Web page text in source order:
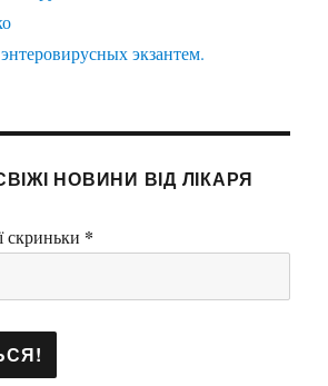
экзантем.
НОВИНИ ВІД ЛІКАРЯ
скриньки *